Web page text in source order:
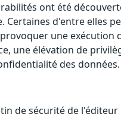
ont été
Certaines d'entre elles
une exécution
une élévation de
des données.
de sécurité de